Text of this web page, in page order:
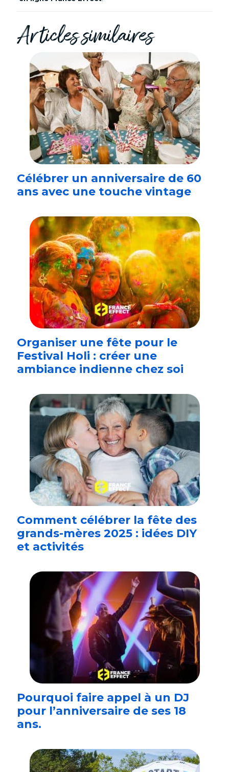
Articles similaires
Célébrer un anniversaire de 60
ans avec une touche vintage
Organiser une fête pour le
Festival Holi : créer une
ambiance indienne chez soi
Comment célébrer la fête des
grands-mères 2025 : idées DIY
et activités
Pourquoi faire appel à un DJ
pour l’anniversaire de ses 18
ans.